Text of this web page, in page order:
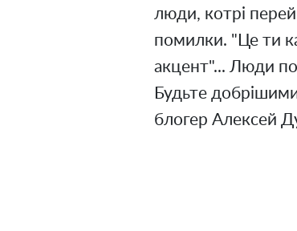
люди, котрі
помилки. "Це ти
акцент"... Люди
Будьте
блогер Алексей